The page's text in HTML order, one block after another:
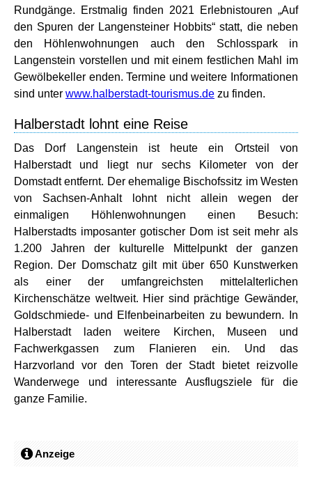
Rundgänge. Erstmalig finden 2021 Erlebnistouren „Auf
den Spuren der Langensteiner Hobbits“ statt, die neben
den Höhlenwohnungen auch den Schlosspark in
Langenstein vorstellen und mit einem festlichen Mahl im
Gewölbekeller enden. Termine und weitere Informationen
sind unter www.halberstadt-tourismus.de zu finden.
Halberstadt lohnt eine Reise
Das Dorf Langenstein ist heute ein Ortsteil von
Halberstadt und liegt nur sechs Kilometer von der
Domstadt entfernt. Der ehemalige Bischofssitz im Westen
von Sachsen-Anhalt lohnt nicht allein wegen der
einmaligen Höhlenwohnungen einen Besuch:
Halberstadts imposanter gotischer Dom ist seit mehr als
1.200 Jahren der kulturelle Mittelpunkt der ganzen
Region. Der Domschatz gilt mit über 650 Kunstwerken
als einer der umfangreichsten mittelalterlichen
Kirchenschätze weltweit. Hier sind prächtige Gewänder,
Goldschmiede- und Elfenbeinarbeiten zu bewundern. In
Halberstadt laden weitere Kirchen, Museen und
Fachwerkgassen zum Flanieren ein. Und das
Harzvorland vor den Toren der Stadt bietet reizvolle
Wanderwege und interessante Ausflugsziele für die
ganze Familie.
Anzeige